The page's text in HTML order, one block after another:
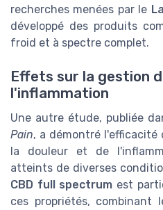
recherches menées par le
développé des produits
froid et à spectre complet.
Effets sur la gestion
l'inflammation
Une autre étude, publiée
Pain, a démontré l'efficacité
la douleur et de
atteints de diverses
CBD full spectrum est
ces propriétés, combinant